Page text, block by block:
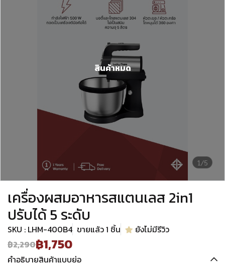
1/5
สินค้าหมด
เครื่องผสมอาหารสแตนเลส 2in1
ปรับได้ 5 ระดับ
SKU : LHM-400B4 ขายแล้ว 1 ชิ้น
ยังไม่มีรีวิว
฿2,290฿1,750
คำอธิบายสินค้าแบบย่อ